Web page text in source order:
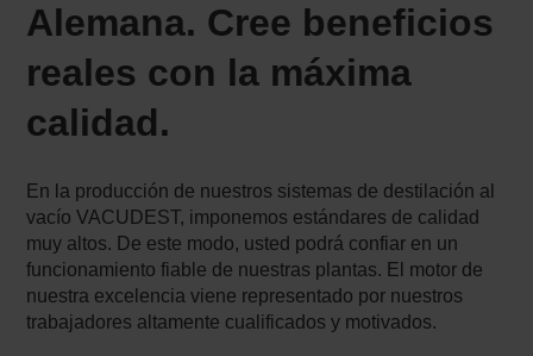
Alemana. Cree beneficios
reales con la máxima
calidad.
En la producción de nuestros sistemas de destilación al
vacío VACUDEST, imponemos estándares de calidad
muy altos. De este modo, usted podrá confiar en un
funcionamiento fiable de nuestras plantas. El motor de
nuestra excelencia viene representado por nuestros
trabajadores altamente cualificados y motivados.